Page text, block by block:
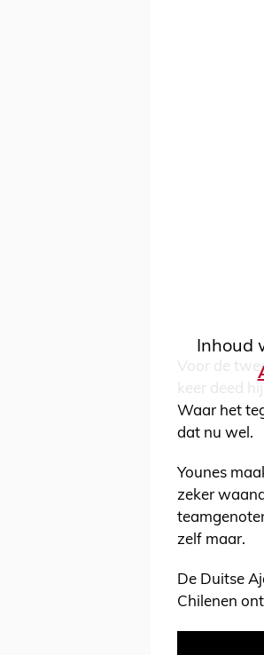
Inhoud
Voor de
keer deed
Waar het
dat nu wel.
Younes
zeker
zelf maar.
De Duitse
Chilenen